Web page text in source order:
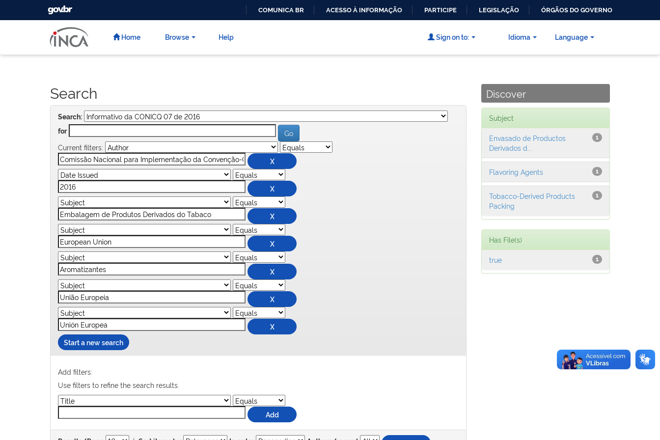
CONTEÚDO
GOVBR
COMUNICA BR ACESSO À INFORMAÇÃO PARTICIPE LEGISLAÇÃO ÓRGÃOS DO GOVERNO
Home Browse Help Language
Sign on to: Idioma
Search
Search:
for
Current filters:
Start a new search
Add filters:
Use filters to refine the search results.
Discover
Subject
1
Envasado de Productos
Derivados d...
1
Flavoring Agents
1
Tobacco-Derived Products
Packing
Has File(s)
1
true